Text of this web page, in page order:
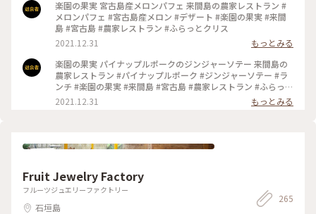
楽園の果実 宮古島産メロンパフェ 来間島の農家レストラン #
メロンパフェ #宮古島産メロン #デザート #楽園の果実 #来間
島 #宮古島 #農家レストラン #ふらっとクリス
2021.12.31
もっとみる
楽園の果実 パイナップルポークのジンジャーソテー 来間島の
農家レストラン #パイナップルポーク #ジンジャーソテー #ラ
ンチ #楽園の果実 #来間島 #宮古島 #農家レストラン #ふらっと
クリス
2021.12.31 もっとみる
Fruit Jewelry Factory
フルーツジュエリーファクトリー
石垣島
265